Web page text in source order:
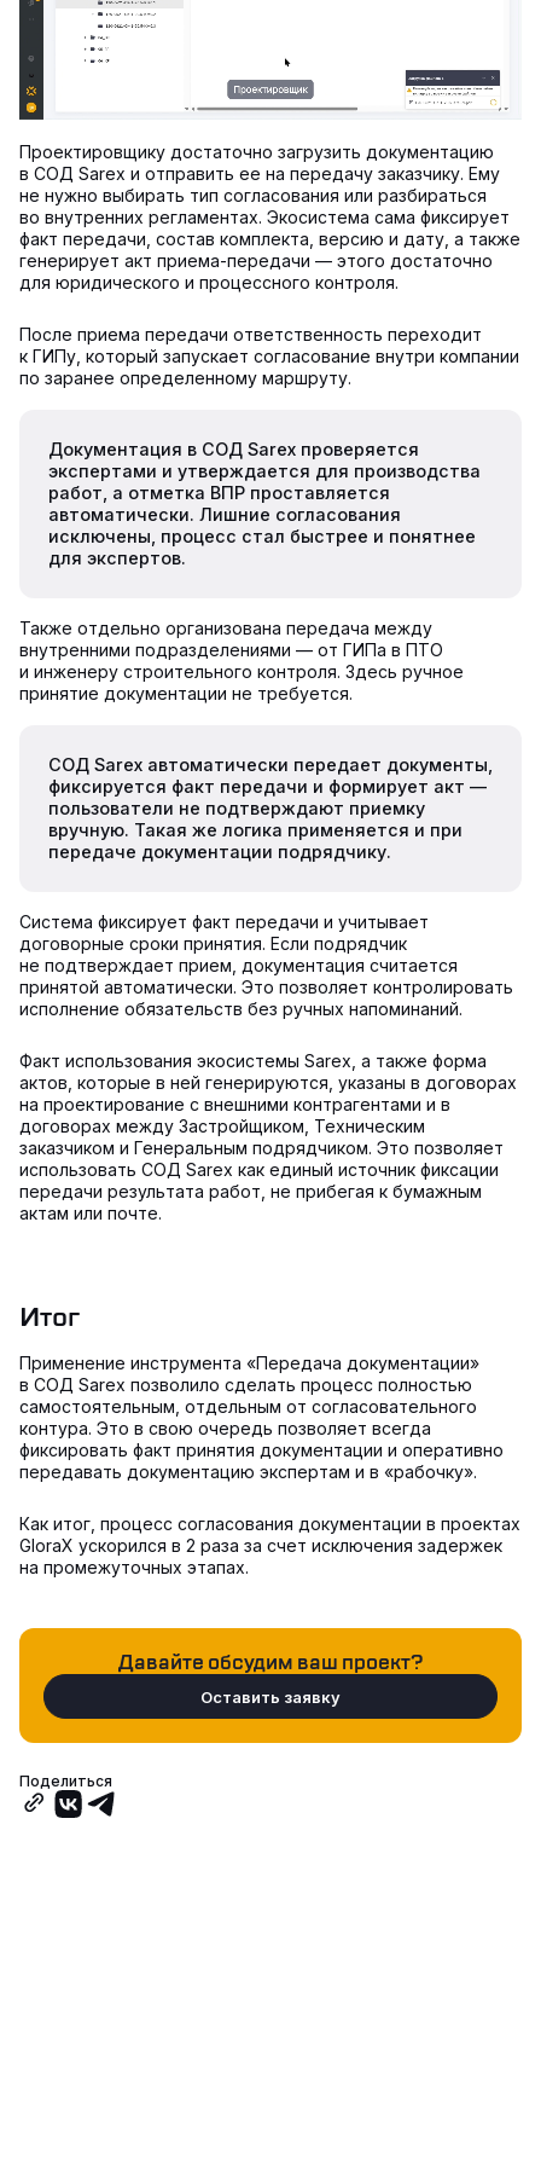
Проектировщику достаточно загрузить документацию
в СОД Sarex и отправить ее на передачу заказчику. Ему
не нужно выбирать тип согласования или разбираться
во внутренних регламентах. Экосистема сама фиксирует
факт передачи, состав комплекта, версию и дату, а также
генерирует акт приема-передачи — этого достаточно
для юридического и процессного контроля.
После приема передачи ответственность переходит
к ГИПу, который запускает согласование внутри компании
по заранее определенному маршруту.
Документация в СОД Sarex проверяется
экспертами и утверждается для производства
работ, а отметка ВПР проставляется
автоматически. Лишние согласования
исключены, процесс стал быстрее и понятнее
для экспертов.
Также отдельно организована передача между
внутренними подразделениями — от ГИПа в ПТО
и инженеру строительного контроля. Здесь ручное
принятие документации не требуется.
СОД Sarex автоматически передает документы,
фиксируется факт передачи и формирует акт —
пользователи не подтверждают приемку
вручную. Такая же логика применяется и при
передаче документации подрядчику.
Система фиксирует факт передачи и учитывает
договорные сроки принятия. Если подрядчик
не подтверждает прием, документация считается
принятой автоматически. Это позволяет контролировать
исполнение обязательств без ручных напоминаний.
Факт использования экосистемы Sarex, а также форма
актов, которые в ней генерируются, указаны в договорах
на проектирование с внешними контрагентами и в
договорах между Застройщиком, Техническим
заказчиком и Генеральным подрядчиком. Это позволяет
использовать СОД Sarex как единый источник фиксации
передачи результата работ, не прибегая к бумажным
актам или почте.
Итог
Применение инструмента «Передача документации»
в СОД Sarex позволило сделать процесс полностью
самостоятельным, отдельным от согласовательного
контура. Это в свою очередь позволяет всегда
фиксировать факт принятия документации и оперативно
передавать документацию экспертам и в «рабочку».
Как итог, процесс согласования документации в проектах
GloraX ускорился в 2 раза за счет исключения задержек
на промежуточных этапах.
Давайте обсудим ваш проект?
Оставить заявку
Поделиться